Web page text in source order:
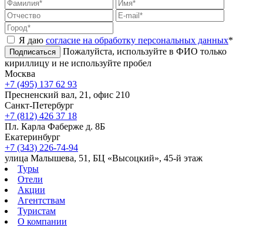
Я даю согласие на обработку персональных данных*
Подписаться
Пожалуйста, используйте в ФИО только
кириллицу и не используйте пробел
Москва
+7 (495) 137 62 93
Пресненский вал, 21, офис 210
Санкт-Петербург
+7 (812) 426 37 18
Пл. Карла Фаберже д. 8Б
Екатеринбург
+7 (343) 226-74-94
улица Малышева, 51, БЦ «Высоцкий», 45-й этаж
Туры
Отели
Акции
Агентствам
Туристам
О компании